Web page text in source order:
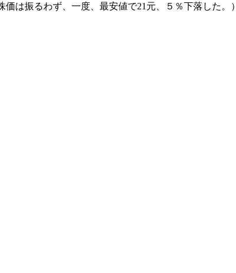
は振るわず、一度、最安値で21元、５％下落した。）